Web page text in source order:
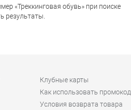
«Треккинговая обувь» при поиске
результаты.
Клубные карты
Как использовать промокод
Условия возврата товара